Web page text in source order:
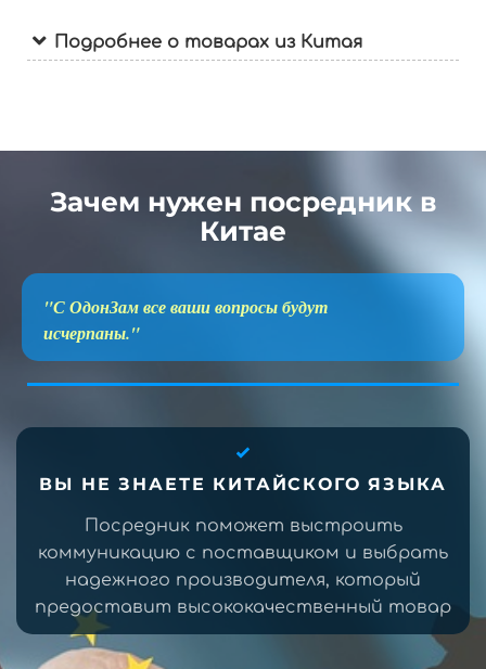
Подробнее о товарах из Китая
Зачем нужен посредник в
Китае
"С ОдонЗам все ваши вопросы будут
исчерпаны."
ВЫ НЕ ЗНАЕТЕ КИТАЙСКОГО ЯЗЫКА
Посредник поможет выстроить
коммуникацию с поставщиком и выбрать
надежного производителя, который
предоставит высококачественный товар